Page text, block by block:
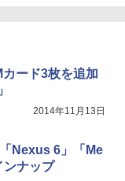
ード3枚を追加
2014年11月13日
Nexus 6」「Me
ンナップ